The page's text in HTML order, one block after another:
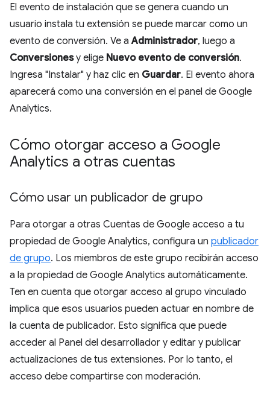
El evento de instalación que se genera cuando un
usuario instala tu extensión se puede marcar como un
evento de conversión. Ve aAdministrador, luego a
Conversionesy elige Nuevo evento de conversión.
Ingresa "Instalar" y haz clic en Guardar. El evento ahora
aparecerá como una conversión en el panel de Google
Analytics.
Cómo otorgar acceso a Google
Analytics a otras cuentas
Cómo usar un publicador de grupo
Para otorgar a otras Cuentas de Google acceso a tu
propiedad de Google Analytics, configura un publicador
de grupo. Los miembros de este grupo recibirán acceso
a la propiedad de Google Analytics automáticamente.
Ten en cuenta que otorgar acceso al grupo vinculado
implica que esos usuarios pueden actuar en nombre de
la cuenta de publicador. Esto significa que puede
acceder al Panel del desarrollador y editar y publicar
actualizaciones de tus extensiones. Por lo tanto, el
acceso debe compartirse con moderación.